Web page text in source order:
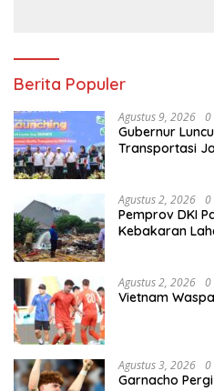
Berita Populer
Agustus 9, 2026 0
Gubernur
Transportasi
Agustus 2, 2026 0
Pemprov DKI
Kebakaran
Agustus 2, 2026 0
Vietnam
Agustus 3, 2026 0
Garnacho